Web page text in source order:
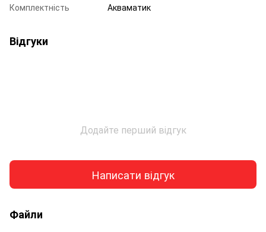
Комплектність
Акваматик
Відгуки
Додайте перший відгук
Написати відгук
Файли